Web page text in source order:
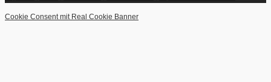
Cookie Consent mit Real Cookie Banner